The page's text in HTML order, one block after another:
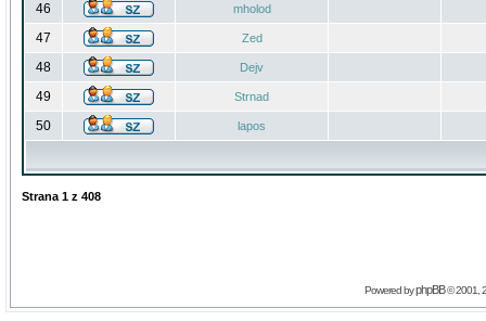
46 mholod
47 Zed
48 Dejv
49 Strnad
50 lapos
Strana 1 z 408
Powered byphpBB© 2001,